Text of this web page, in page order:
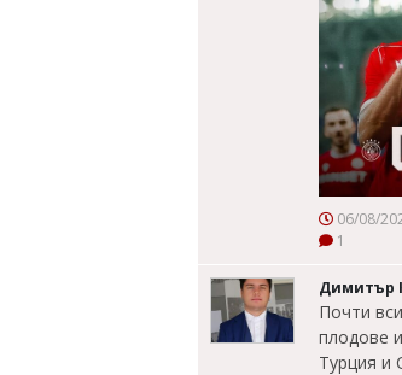
06/08/
1
Димитър
Почти
плодове
Турция и